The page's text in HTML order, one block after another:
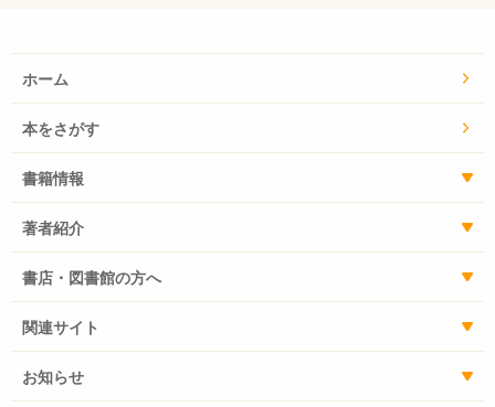
ホーム
本をさがす
書籍情報
著者紹介
書店・図書館の方へ
関連サイト
お知らせ